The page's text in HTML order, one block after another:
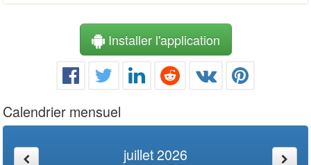
Installer l'application
Calendrier mensuel
juillet 2026